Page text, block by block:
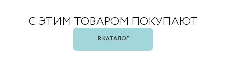
С ЭТИМ ТОВАРОМ ПОКУПАЮТ
В КАТАЛОГ